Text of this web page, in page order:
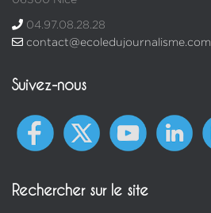
04.97.08.28.28
contact@ecoledujournalisme.com
Suivez-nous
Rechercher sur le site